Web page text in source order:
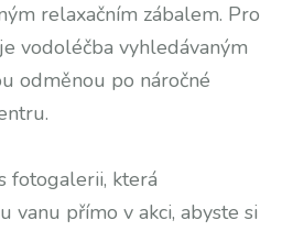
relaxačním zábalem. Pro
vodoléčba vyhledávaným
odměnou po náročné
fotogalerii, která
vanu přímo v akci, abyste si